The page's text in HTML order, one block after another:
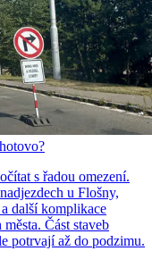
s řadou omezení.
u Flošny,
další komplikace
Část staveb
potrvají až do podzimu.